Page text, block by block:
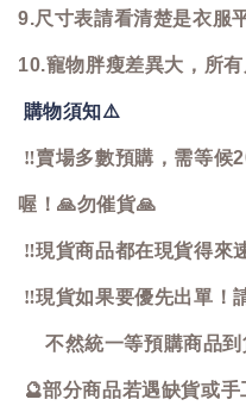
9.尺寸表請看清楚是衣服
10.寵物胖瘦差異大，所
購物須知⚠️
‼️賣場多數預購，需等候
喔！🙏勿催貨🙏
‼️現貨商品都在現貨得來
‼️現貨如果要優先出單！
不然統一等預購商品
🔮部分商品若遇缺貨或